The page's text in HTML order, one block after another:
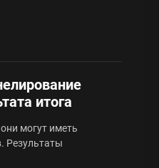
итога
могут иметь
Результаты